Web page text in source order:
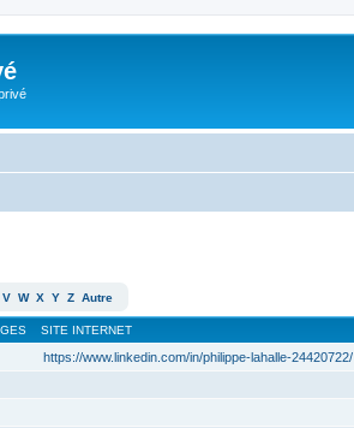
V W X Y Z Autre
SITE INTERNET
https://www.linkedin.com/in/philippe-lahalle-24420722/